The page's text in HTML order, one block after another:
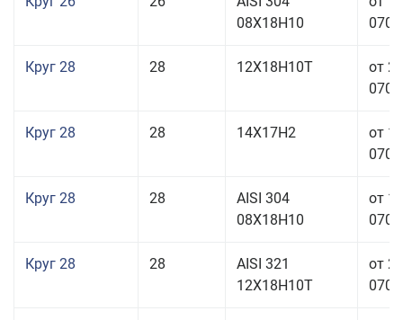
08Х18Н10
Круг 28 28 12Х18Н10Т
от
Круг 28 28 14Х17Н2
от
Круг 28 28
AISI 304
08Х18Н10
от
Круг 28 28
AISI 321
12Х18Н10Т
от